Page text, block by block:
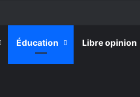
Éducation Libre opinion